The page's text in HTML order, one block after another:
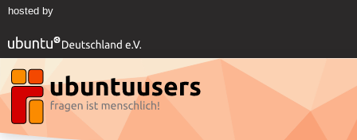
hosted by